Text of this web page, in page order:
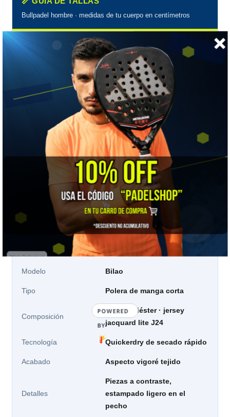
Bullpadel hombre · medidas de tu cuerpo en centímetros
S M L XXL
89–93 94–98 99–104
Cintura 79–82 83–86 87–90 91–94
91–94 95–98 99–102 103–106
Mídete a ti, no la prenda: Bullpadel publica medidas
corporales. Pasa la huincha alrededor de la parte más
ancha del pecho, con los brazos abajo y sin apretar. En
polera, el tórax es la medida que manda: si quedas entre
dos tallas, sube.
📋 Ficha técnica
Marca Bullpadel
Modelo Bilao
Tipo Polera de manga corta
Composición
100% poliéster · jersey
jacquard lite J24
Tecnología Quickerdry de secado rápido
Acabado Aspecto vigoré tejido
Detalles
Piezas a contraste,
estampado ligero en el
pecho
POWERED
BY